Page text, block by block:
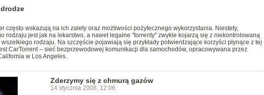
często wskazują na ich zalety oraz możliwości pożytecznego wykorzystania. Niestety,
rodzaju jest jak na lekarstwo, a nawet legalne "torrenty" zwykle kojarzą się z niekontrolowaną
rodzaju. Na szczęście pojawiają się przykłady potwierdzające korzyści płynące z tej
CarTorrent – sieć bezprzewodowej komunikacji dla samochodów, opracowywana przez
w Los Angeles.
Zderzymy się z chmurą gazów
14 stycznia 2008, 12:06